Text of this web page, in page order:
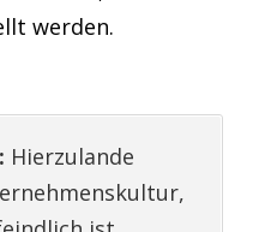
werden.
Hierzulande